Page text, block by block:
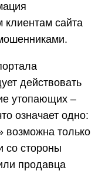
клиентам сайта
действовать
утопающих –
означает одно:
возможна только
со стороны
продавца